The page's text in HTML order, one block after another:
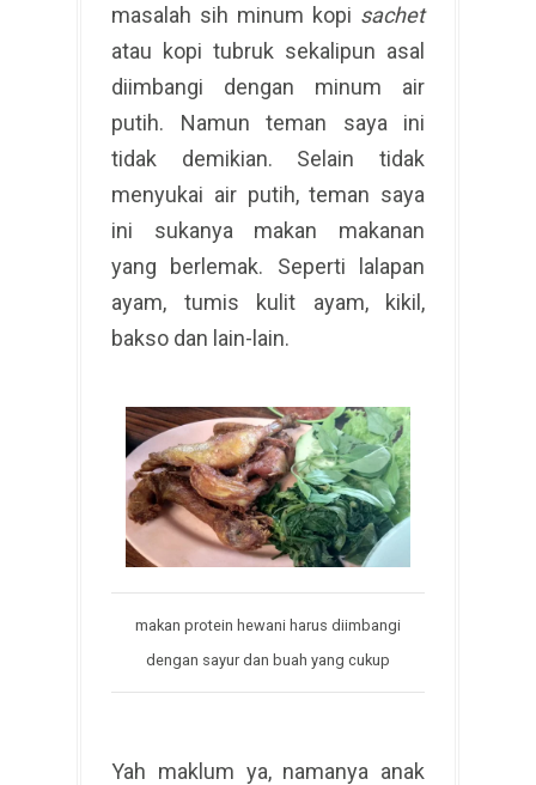
masalah sih minum kopi sachet
atau kopi tubruk sekalipun asal
diimbangi dengan minum air
putih. Namun teman saya ini
tidak demikian. Selain tidak
menyukai air putih, teman saya
ini sukanya makan makanan
yang berlemak. Seperti lalapan
ayam, tumis kulit ayam, kikil,
bakso dan lain-lain.
makan protein hewani harus diimbangi
dengan sayur dan buah yang cukup
Yah maklum ya, namanya anak